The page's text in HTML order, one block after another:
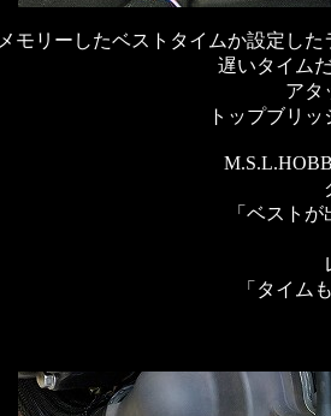
メモリーしたベストタイムか設定し
遅いタイム
アタ
トップブリ
「ベスト
「タイム